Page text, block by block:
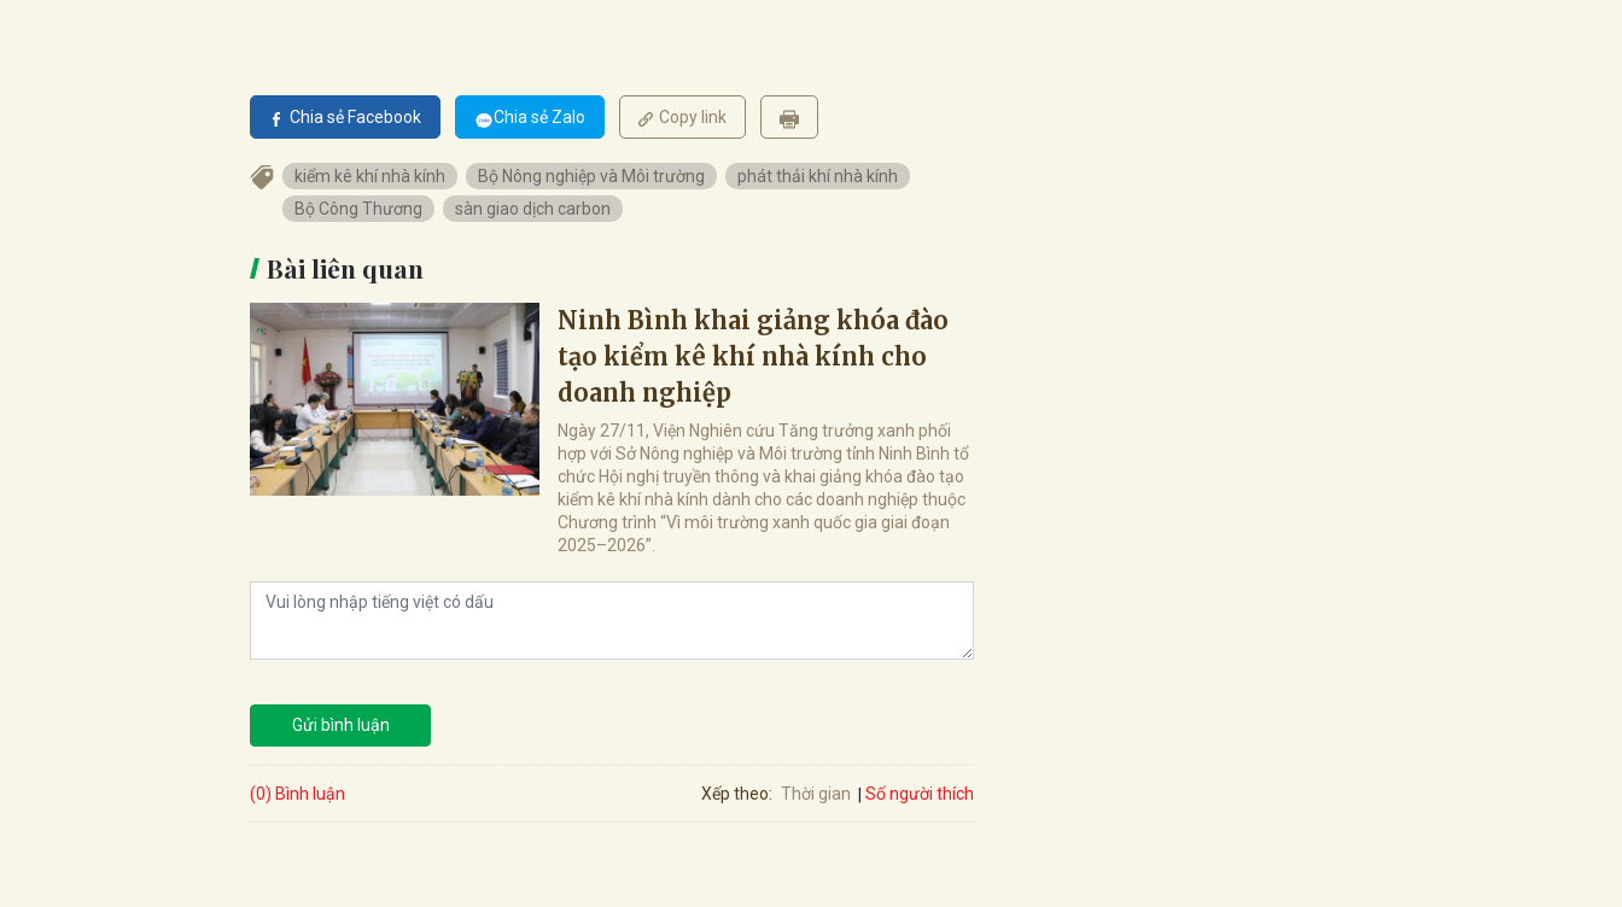
Chia sẻ Facebook Chia sẻ Zalo Copy link
kiểm kê khí nhà kính Bộ Nông nghiệp và Môi trường
phát thải khí nhà kính
Bộ Công Thương
sàn giao dịch carbon
Bài liên quan
Ninh Bình khai giảng khóa đào
tạo kiểm kê khí nhà kính cho
doanh nghiệp
Ngày 27/11, Viện Nghiên cứu Tăng trưởng xanh phối
hợp với Sở Nông nghiệp và Môi trường tỉnh Ninh Bình tổ
chức Hội nghị truyền thông và khai giảng khóa đào tạo
kiểm kê khí nhà kính dành cho các doanh nghiệp thuộc
Chương trình “Vì môi trường xanh quốc gia giai đoạn
2025–2026”.
Gửi bình luận
(0) Bình luận Xếp theo: Thời gian Số người thích